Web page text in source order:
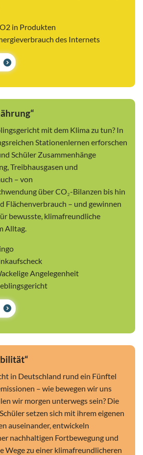
in Produkten
des Internets
mit dem Klima zu tun? In
Stationenlernen erforschen
Schüler Zusammenhänge
Treibhausgasen und
– von
über CO₂-Bilanzen bis hin
Flächenverbrauch – und gewinnen
bewusste, klimafreundliche
Alltag.
Angelegenheit
in Deutschland rund ein Fünftel
– wie bewegen wir uns
wir morgen unterwegs sein? Die
setzen sich mit ihrem eigenen
auseinander, entwickeln
nachhaltigen Fortbewegung und
Wege zu einer klimafreundlicheren